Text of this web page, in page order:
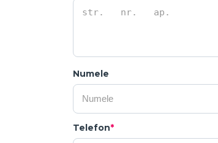
Numele
Telefon*